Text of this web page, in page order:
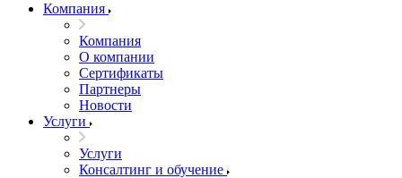
Компания
Компания
О компании
Сертификаты
Партнеры
Новости
Услуги
Услуги
Консалтинг и обучение